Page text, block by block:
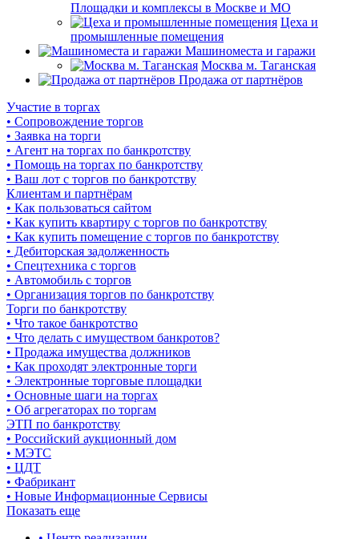
Площадки и комплексы в Москве и МО
Цеха и
промышленные помещения
Машиноместа и гаражи
Москва м. Таганская
Продажа от партнёров
Участие в торгах
• Сопровождение торгов
• Заявка на торги
• Агент на торгах по банкротству
• Помощь на торгах по банкротству
• Ваш лот с торгов по банкротству
Клиентам и партнёрам
• Как пользоваться сайтом
• Как купить квартиру с торгов по банкротству
• Как купить помещение с торгов по банкротству
• Дебиторская задолженность
• Спецтехника с торгов
• Автомобиль с торгов
• Организация торгов по банкротству
Торги по банкротству
• Что такое банкротство
• Что делать с имуществом банкротов?
• Продажа имущества должников
• Как проходят электронные торги
• Электронные торговые площадки
• Основные шаги на торгах
• Об агрегаторах по торгам
ЭТП по банкротству
• Российский аукционный дом
• МЭТС
• ЦДТ
• Фабрикант
• Новые Информационные Сервисы
Показать еще